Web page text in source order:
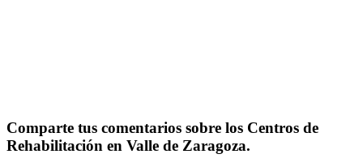
Comparte tus comentarios sobre los Centros de
Rehabilitación en Valle de Zaragoza.